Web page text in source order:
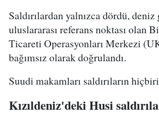
Saldırılardan yalnızca dördü,
uluslararası referans noktası olan
Ticareti Operasyonları Merkezi
bağımsız olarak doğrulandı.
Suudi makamları saldırıların
Kızıldeniz'deki Husi